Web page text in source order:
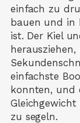
einfach zu
bauen und in
ist. Der Kiel
einfachste
konnten, und
zu segeln.